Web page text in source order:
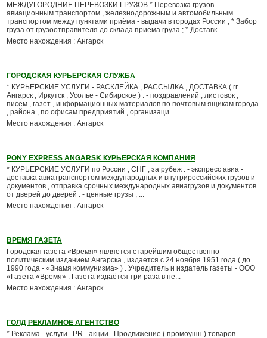
МЕЖДУГОРОДНИЕ ПЕРЕВОЗКИ ГРУЗОВ * Перевозка грузов
авиационным транспортом , железнодорожным и автомобильным
транспортом между пунктами приёма - выдачи в городах России ; * Забор
груза от грузоотправителя до склада приёма груза ; * Доставк...
Место нахождения : Ангарск
ГОРОДСКАЯ КУРЬЕРСКАЯ СЛУЖБА
* КУРЬЕРСКИЕ УСЛУГИ - РАСКЛЕЙКА , РАССЫЛКА , ДОСТАВКА ( гг .
Ангарск , Иркутск , Усолье - Сибирское ) : - поздравлений , листовок ,
писем , газет , информационных материалов по почтовым ящикам города
, района , по офисам предприятий , организаци...
Место нахождения : Ангарск
PONY EXPRESS ANGARSK КУРЬЕРСКАЯ КОМПАНИЯ
* КУРЬЕРСКИЕ УСЛУГИ по России , СНГ , за рубеж : - экспресс авиа -
доставка авиатранспортом международных и внутрироссийских грузов и
документов , отправка срочных международных авиагрузов и документов
от дверей до дверей : - ценные грузы ; ...
Место нахождения : Ангарск
ВРЕМЯ ГАЗЕТА
Городская газета «Время» является старейшим общественно -
политическим изданием Ангарска , издается с 24 ноября 1951 года ( до
1990 года - «Знамя коммунизма» ) . Учредитель и издатель газеты - ООО
«Газета «Время» . Газета издаётся три раза в не...
Место нахождения : Ангарск
ГОЛД РЕКЛАМНОЕ АГЕНТСТВО
* Реклама - услуги . PR - акции . Продвижение ( промоушн ) товаров .